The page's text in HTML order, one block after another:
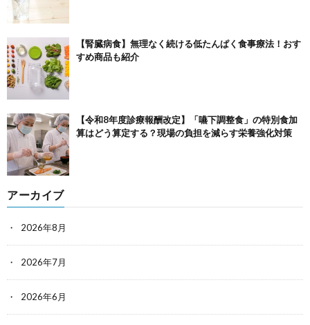
【腎臓病食】無理なく続ける低たんぱく食事療法！おす
すめ商品も紹介
【令和8年度診療報酬改定】「嚥下調整食」の特別食加
算はどう算定する？現場の負担を減らす栄養強化対策
アーカイブ
2026年8月
2026年7月
2026年6月